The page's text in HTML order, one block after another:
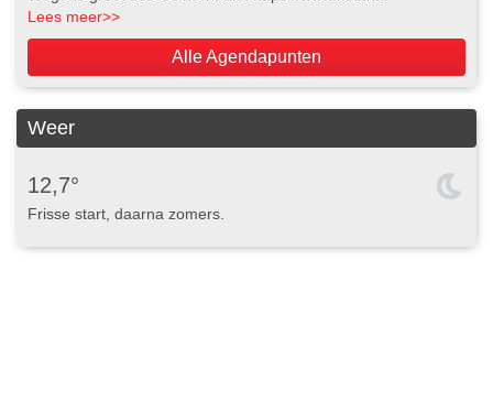
Lees meer>>
Alle Agendapunten
Weer
12,7°
Frisse start, daarna zomers